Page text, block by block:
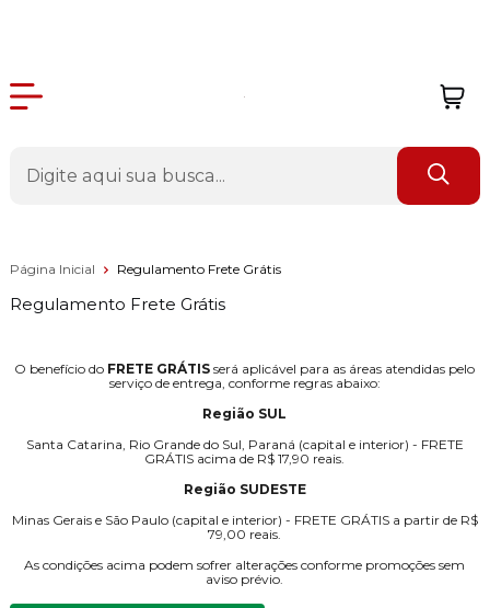
Página Inicial Regulamento Frete Grátis
Regulamento Frete Grátis
O benefício do FRETE GRÁTIS será aplicável para as áreas atendidas pelo
serviço de entrega, conforme regras abaixo:
Região SUL
Santa Catarina, Rio Grande do Sul, Paraná (capital e interior) - FRETE
GRÁTIS acima de R$ 17,90 reais.
Região SUDESTE
Minas Gerais e São Paulo (capital e interior) - FRETE GRÁTIS a partir de R$
79,00 reais.
As condições acima podem sofrer alterações conforme promoções sem
aviso prévio.